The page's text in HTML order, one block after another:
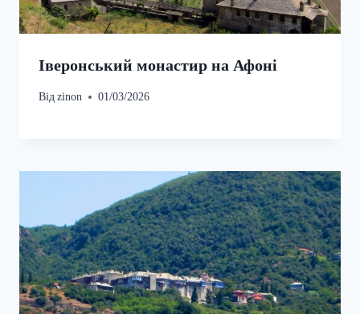
Іверонський монастир на Афоні
Відzinon 01/03/2026